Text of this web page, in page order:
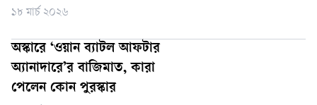
১৮ মার্চ ২০২৬
অস্কারে ‘ওয়ান ব্যাটল আফটার
অ্যানাদারে’র বাজিমাত, কারা
পেলেন কোন পুরস্কার